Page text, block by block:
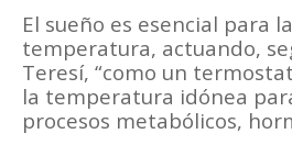
El sueño es esencial para
temperatura, actuando,
Teresí, “como un
la temperatura idónea
procesos metabólicos,